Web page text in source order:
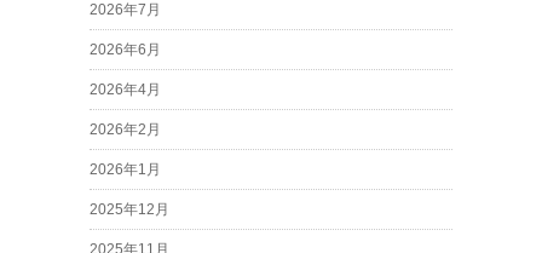
2026年7月
2026年6月
2026年4月
2026年2月
2026年1月
2025年12月
2025年11月